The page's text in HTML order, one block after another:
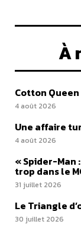
À
Cotton
4 août 2026
Une affaire
4 août 2026
« Spider-Man
trop dans le
31 juillet 2026
Le Triangle
30 juillet 2026